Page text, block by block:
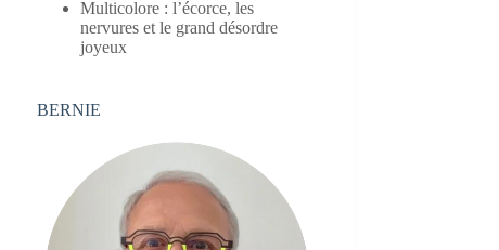
Multicolore : l’écorce, les
nervures et le grand désordre
joyeux
BERNIE